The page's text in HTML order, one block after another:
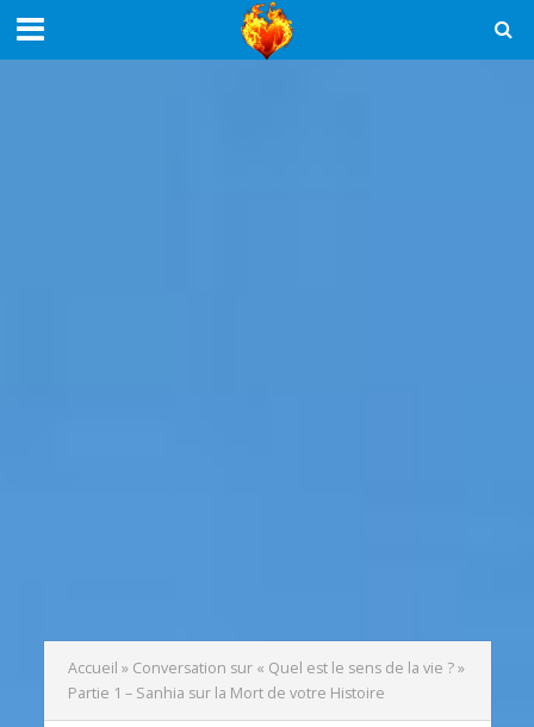
Accueil » Conversation sur « Quel est le sens de la vie ? »
Partie 1 – Sanhia sur la Mort de votre Histoire